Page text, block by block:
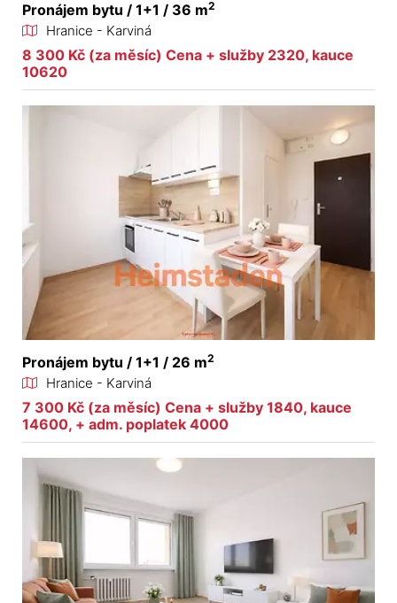
Pronájem bytu / 1+1 / 36 m2
Hranice - Karviná
8 300 Kč (za měsíc) Cena + služby 2320, kauce
10620
Pronájem bytu / 1+1 / 26 m2
Hranice - Karviná
7 300 Kč (za měsíc) Cena + služby 1840, kauce
14600, + adm. poplatek 4000